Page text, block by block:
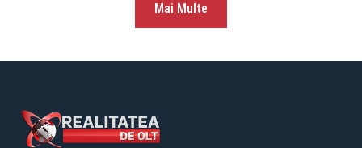
Mai Multe